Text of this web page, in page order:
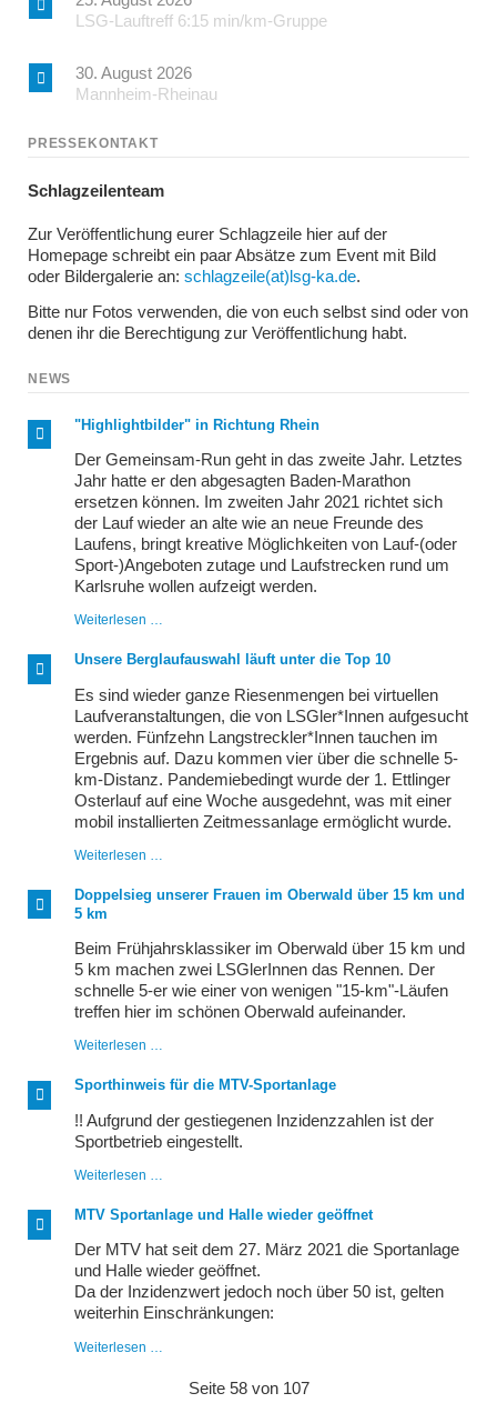
LSG-Lauftreff 6:15 min/km-Gruppe
30. August 2026
Mannheim-Rheinau
PRESSEKONTAKT
Schlagzeilenteam
Zur Veröffentlichung eurer Schlagzeile hier auf der
Homepage schreibt ein paar Absätze zum Event mit Bild
oder Bildergalerie an: schlagzeile(at)lsg-ka.de.
Bitte nur Fotos verwenden, die von euch selbst sind oder von
denen ihr die Berechtigung zur Veröffentlichung habt.
NEWS
"Highlightbilder" in Richtung Rhein
Der Gemeinsam-Run geht in das zweite Jahr. Letztes
Jahr hatte er den abgesagten Baden-Marathon
ersetzen können. Im zweiten Jahr 2021 richtet sich
der Lauf wieder an alte wie an neue Freunde des
Laufens, bringt kreative Möglichkeiten von Lauf-(oder
Sport-)Angeboten zutage und Laufstrecken rund um
Karlsruhe wollen aufzeigt werden.
Weiterlesen …
Richtung
Rhein
Unsere Berglaufauswahl läuft unter die Top 10
Es sind wieder ganze Riesenmengen bei virtuellen
Laufveranstaltungen, die von LSGler*Innen aufgesucht
werden. Fünfzehn Langstreckler*Innen tauchen im
Ergebnis auf. Dazu kommen vier über die schnelle 5-
km-Distanz. Pandemiebedingt wurde der 1. Ettlinger
Osterlauf auf eine Woche ausgedehnt, was mit einer
mobil installierten Zeitmessanlage ermöglicht wurde.
Weiterlesen …
unter
10
Doppelsieg unserer Frauen im Oberwald über 15 km und
5 km
Beim Frühjahrsklassiker im Oberwald über 15 km und
5 km machen zwei LSGlerInnen das Rennen. Der
schnelle 5-er wie einer von wenigen "15-km"-Läufen
treffen hier im schönen Oberwald aufeinander.
Weiterlesen …
Frauen
im
über
15
und
km
Sporthinweis für die MTV-Sportanlage
!! Aufgrund der gestiegenen Inzidenzzahlen ist der
Sportbetrieb eingestellt.
Weiterlesen …
die
MTV-
Sportanlage
MTV Sportanlage und Halle wieder geöffnet
Der MTV hat seit dem 27. März 2021 die Sportanlage
und Halle wieder geöffnet.
Da der Inzidenzwert jedoch noch über 50 ist, gelten
weiterhin Einschränkungen:
Weiterlesen …
HalleSeite 58 von 107